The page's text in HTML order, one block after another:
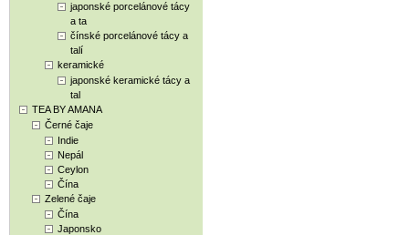
japonské porcelánové tácy
a ta
čínské porcelánové tácy a
talí
keramické
japonské keramické tácy a
tal
TEA BY AMANA
Černé čaje
Indie
Nepál
Ceylon
Čína
Zelené čaje
Čína
Japonsko